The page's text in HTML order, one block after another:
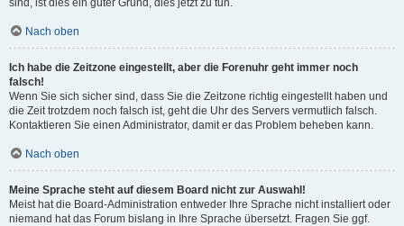
sind, ist dies ein guter Grund, dies jetzt zu tun.
Nach oben
Ich habe die Zeitzone eingestellt, aber die Forenuhr geht immer noch
falsch!
Wenn Sie sich sicher sind, dass Sie die Zeitzone richtig eingestellt haben und
die Zeit trotzdem noch falsch ist, geht die Uhr des Servers vermutlich falsch.
Kontaktieren Sie einen Administrator, damit er das Problem beheben kann.
Nach oben
Meine Sprache steht auf diesem Board nicht zur Auswahl!
Meist hat die Board-Administration entweder Ihre Sprache nicht installiert oder
niemand hat das Forum bislang in Ihre Sprache übersetzt. Fragen Sie ggf.